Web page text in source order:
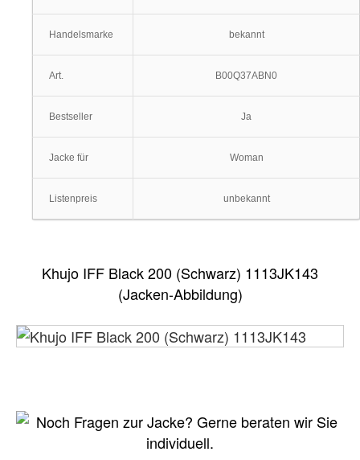
Handelsmarke bekannt
Art. B00Q37ABN0
Bestseller Ja
Jacke für Woman
Listenpreis unbekannt
Khujo IFF Black 200 (Schwarz) 1113JK143
(Jacken-Abbildung)